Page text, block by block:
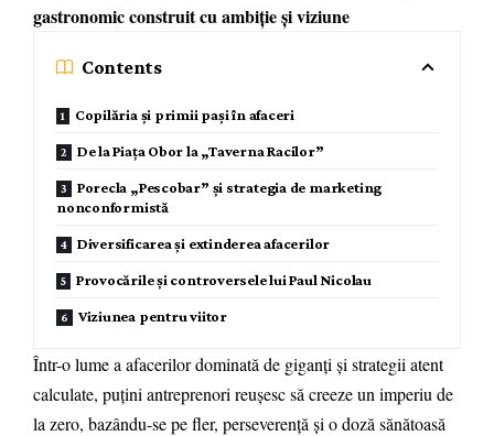
gastronomic construit cu ambiție și viziune
Contents
Copilăria și primii pași în afaceri
De la Piața Obor la „Taverna Racilor”
Porecla „Pescobar” și strategia de marketing
nonconformistă
Diversificarea și extinderea afacerilor
Provocările și controversele lui Paul Nicolau
Viziunea pentru viitor
Într-o lume a afacerilor dominată de giganți și strategii atent
calculate, puțini antreprenori reușesc să creeze un imperiu de
la zero, bazându-se pe fler, perseverență și o doză sănătoasă